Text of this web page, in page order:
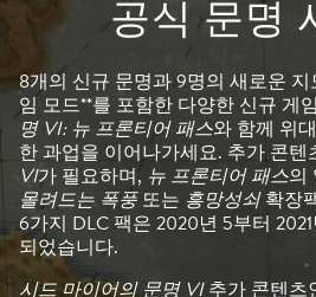
공식 문명
8개의 신규 문명과 9명의 새로운
임 모드**를 포함한 다양한 신규 게
명 VI: 뉴 프론티어 패스와 함께 위
한 과업을 이어나가세요. 추가 콘텐
VI가 필요하며, 뉴 프론티어 패스의
몰려드는 폭풍또는 흥망성쇠확장
6가지 DLC 팩은 2020년 5부터
되었습니다.
시드 마이어의 문명 VI추가 콘텐츠